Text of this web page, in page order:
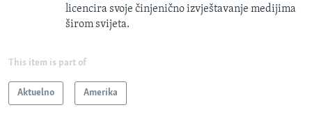
licencira svoje činjenično izvještavanje medijima
širom svijeta.
This item is part of
Aktuelno Amerika